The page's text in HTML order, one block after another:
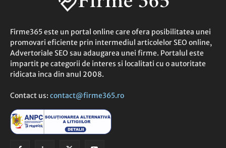
Firme365 este un portal online care ofera posibilitatea unei
promovari eficiente prin intermediul articolelor SEO online,
Advertoriale SEO sau adaugarea unei firme. Portalul este
impartit pe categorii de interes si localitati cu o autoritate
ridicata inca din anul 2008.
Contact us: contact@firme365.ro